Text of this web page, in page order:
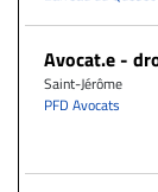
Avocat.e -
Saint-Jérôme
PFD Avocats